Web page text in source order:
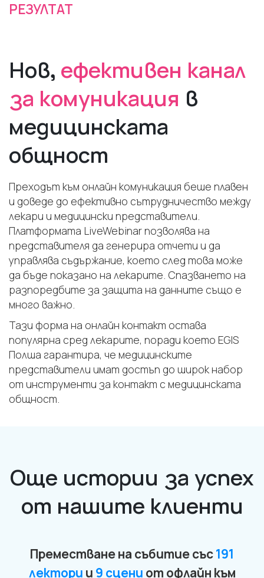
РЕЗУЛТАТ
Нов, ефективен канал
за комуникация в
медицинската
общност
Преходът към онлайн комуникация беше плавен
и доведе до ефективно сътрудничество между
лекари и медицински представители.
Платформата LiveWebinar позволява на
представителя да генерира отчети и да
управлява съдържание, което след това може
да бъде показано на лекарите. Спазването на
разпоредбите за защита на данните също е
много важно.
Тази форма на онлайн контакт остава
популярна сред лекарите, поради което EGIS
Полша гарантира, че медицинските
представители имат достъп до широк набор
от инструменти за контакт с медицинската
общност.
Още истории за успех
от нашите клиенти
Преместване на събитие със191
лектори и 9 сцени от офлайн към